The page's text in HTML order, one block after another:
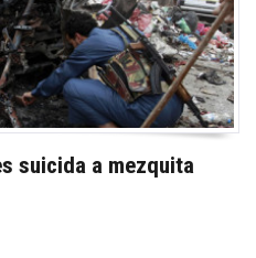
suicida a mezquita